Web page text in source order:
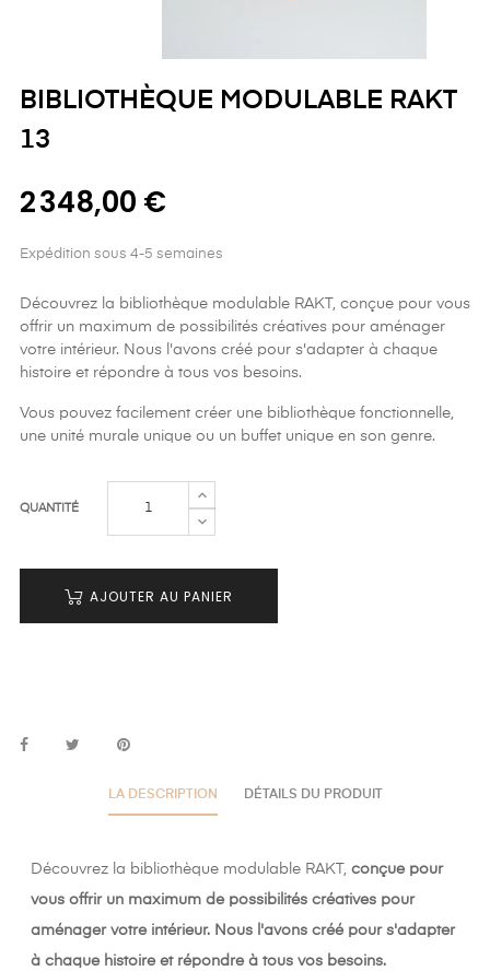
BIBLIOTHÈQUE MODULABLE RAKT
13
2 348,00 €
Expédition sous 4-5 semaines
Découvrez la bibliothèque modulable RAKT, conçue pour vous
offrir un maximum de possibilités créatives pour aménager
votre intérieur. Nous l'avons créé pour s'adapter à chaque
histoire et répondre à tous vos besoins.
Vous pouvez facilement créer une bibliothèque fonctionnelle,
une unité murale unique ou un buffet unique en son genre.
QUANTITÉ
AJOUTER AU PANIER
LA DESCRIPTION DÉTAILS DU PRODUIT
Découvrez la bibliothèque modulable RAKT, conçue pour
vous offrir un maximum de possibilités créatives pour
aménager votre intérieur. Nous l'avons créé pour s'adapter
à chaque histoire et répondre à tous vos besoins.